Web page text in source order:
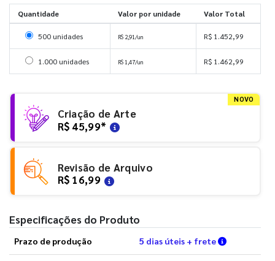
Quantidade Valor por unidade Valor Total
Selecionar 500 unidades
500 unidades R$ 2,91/un R$ 1.452,99
Selecionar 1000 unidades
1.000 unidades R$ 1,47/un R$ 1.462,99
NOVO
Criação de Arte
R$ 45,99*
Revisão de Arquivo
R$ 16,99
Especificações do Produto
Prazo de produção 5 dias úteis + frete Verifique